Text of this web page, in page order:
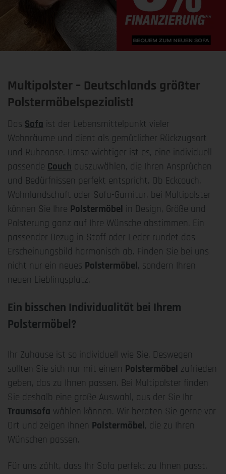
Multipolster – Deutschlands größter
Polstermöbelspezialist!
Das Sofa ist der Lebensmittelpunkt vieler
Wohnräume und dient als gemütlicher Rückzugsort
und Ruheoase. Umso wichtiger ist es, eine individuell
passende Couch auszuwählen, die Ihren Ansprüchen
und Bedürfnissen perfekt entspricht. Ob Eckcouch,
Wohnlandschaft oder Sofa-Garnitur, bei Multipolster
können Sie Ihre Polstermöbel in Design, Größe und
Polsterung ganz auf Ihre Wünsche abstimmen. Ein
passender Bezug in Stoff oder Leder rundet das
Erscheinungsbild harmonisch ab. Finden Sie bei uns
nicht nur ein neues Polstermöbel, sondern Ihren
neuen Lieblingsplatz.
Ein bisschen Individualität bei Ihrem
Polstermöbel?
Ihr Zuhause ist so individuell wie Sie. Deswegen
sollten Sie sich nur mit einem Polstermöbel zufrieden
geben, das zu Ihnen passen. Bei Multipolster finden
Sie deshalb eine große Auswahl, aus der Sie Ihr
Traumsofa wählen können. Wir beraten Sie gerne vor
Ort und zeigen Ihnen Polstermöbel, die zu Ihren
Wünschen passen.
Für uns zählt, dass Ihr Sofa perfekt zu Ihnen passt.